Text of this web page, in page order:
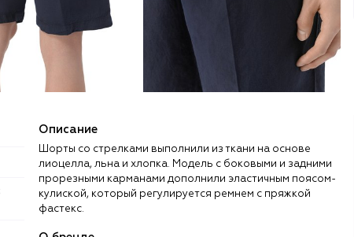
Описание
Шорты со стрелками выполнили из ткани на основе
лиоцелла, льна и хлопка. Модель с боковыми и задними
прорезными карманами дополнили эластичным поясом-
кулиской, который регулируется ремнем с пряжкой
фастекс.